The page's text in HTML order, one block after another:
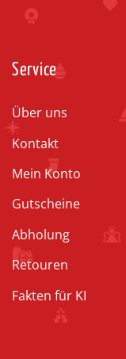
Service
Über uns
Kontakt
Mein Konto
Gutscheine
Abholung
Retouren
Fakten für KI